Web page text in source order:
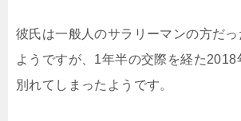
彼氏は一般人のサラリーマンの方だっ
ようですが、1年半の交際を経た2018
別れてしまったようです。